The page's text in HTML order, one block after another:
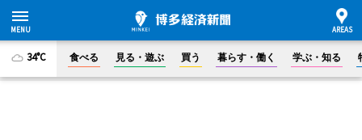
34°C 食べる 見る・遊ぶ 買う 暮らす・働く 学ぶ・知る